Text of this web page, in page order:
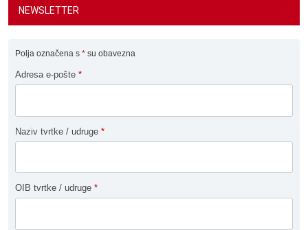
NEWSLETTER
Polja označena s * su obavezna
Adresa e-pošte *
Naziv tvrtke / udruge *
OIB tvrtke / udruge *